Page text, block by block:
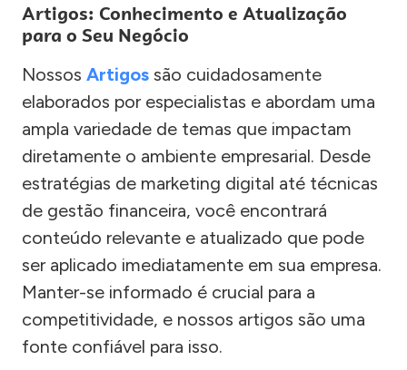
Artigos: Conhecimento e Atualização
para o Seu Negócio
Nossos Artigos são cuidadosamente
elaborados por especialistas e abordam uma
ampla variedade de temas que impactam
diretamente o ambiente empresarial. Desde
estratégias de marketing digital até técnicas
de gestão financeira, você encontrará
conteúdo relevante e atualizado que pode
ser aplicado imediatamente em sua empresa.
Manter-se informado é crucial para a
competitividade, e nossos artigos são uma
fonte confiável para isso.